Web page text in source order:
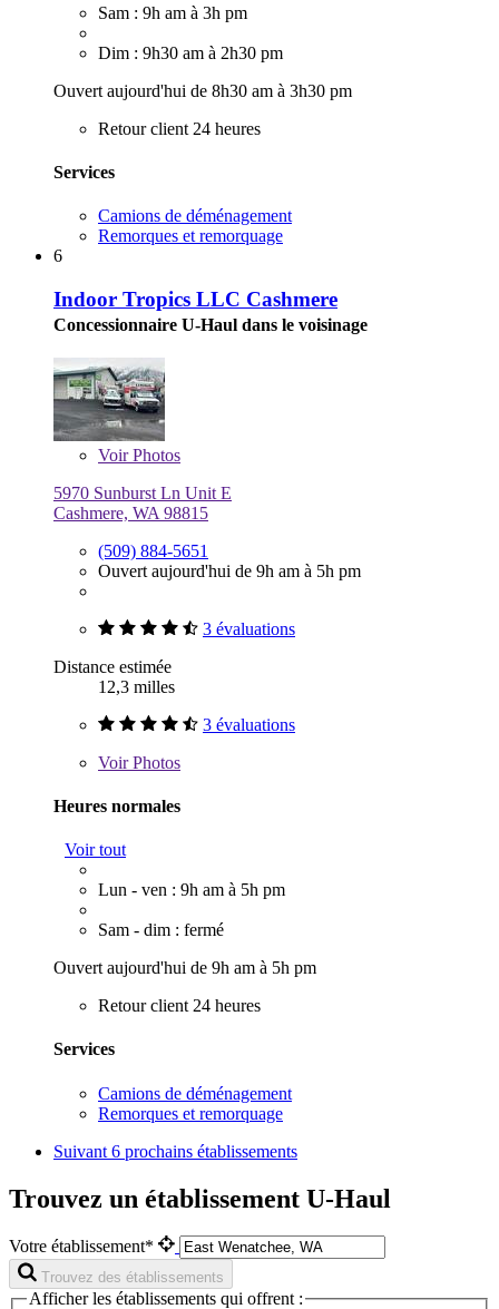
Sam : 9h am à 3h pm
Dim : 9h30 am à 2h30 pm
Ouvert aujourd'hui de 8h30 am à 3h30 pm
Retour client 24 heures
Services
Camions de déménagement
Remorques et remorquage
6
Indoor Tropics LLC Cashmere
Concessionnaire U-Haul dans le voisinage
VoirPhotos
5970 Sunburst Ln Unit E
Cashmere, WA 98815
(509) 884-5651
Ouvert aujourd'hui de 9h am à 5h pm
3 évaluations
Distance estimée
12,3 milles
3 évaluations
VoirPhotos
Heures normales
Voir tout
Lun - ven : 9h am à 5h pm
Sam - dim : fermé
Ouvert aujourd'hui de 9h am à 5h pm
Retour client 24 heures
Services
Camions de déménagement
Remorques et remorquage
Suivant 6 prochains établissements
Trouvez un établissement U-Haul
Votre établissement*
Trouvez des établissements
Afficher les établissements qui offrent :